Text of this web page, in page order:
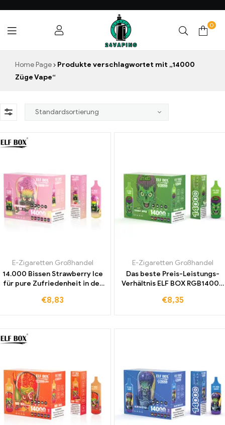
24VAPING.COM
0
Home Page
Produkte verschlagwortet mit „14000
Züge Vape“
E-Zigaretten Großhandel
14.000 Bissen Strawberry Ice
für pure Zufriedenheit in der
€8,83
E-Zigaretten Großhandel
Das beste Preis-Leistungs-
Verhältnis ELF BOX RGB14000
intensivem Double Apple
€8,35